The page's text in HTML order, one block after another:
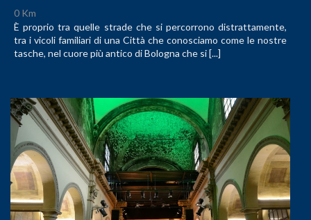
0 Km
È proprio tra quelle strade che si percorrono distrattamente,
tra i vicoli familiari di una Città che conosciamo come le nostre
tasche, nel cuore più antico di Bologna che si [...]